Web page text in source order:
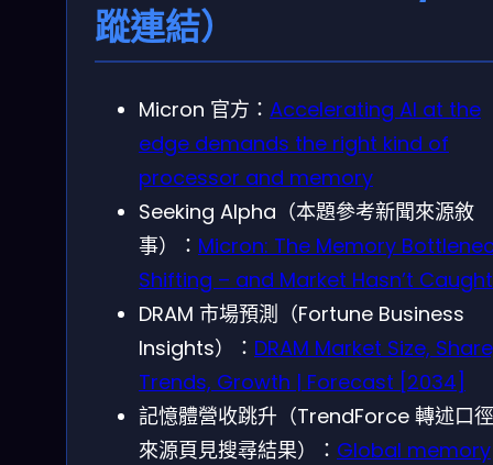
蹤連結）
Micron 官方： Accelerating AI at the
edge demands the right kind of
processor and memory
Seeking Alpha（本題參考新聞來源敘
事）： Micron: The Memory
Shifting – and Market Hasn’t
DRAM 市場預測（Fortune Business
Insights）： DRAM Market Size,
Trends, Growth | Forecast [2034]
記憶體營收跳升（TrendForce 轉述口
來源頁見搜尋結果）： Global memory